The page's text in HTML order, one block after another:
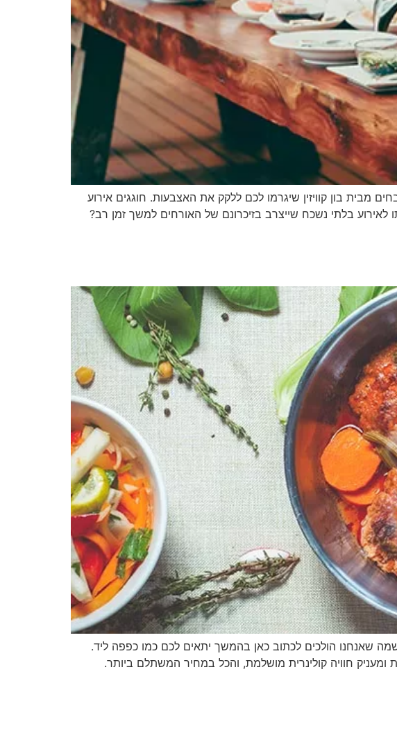
מבית בון קוויזין שיגרמו לכם ללקק את האצבעות. חוגגים אירוע
בלתי נשכח שייצרב בזיכרונם של האורחים למשך זמן רב?
שמה שאנחנו הולכים לכתוב כאן בהמשך יתאים לכם כמו כפפה ליד.
חוויה קולינרית מושלמת, והכל במחיר המשתלם ביותר.